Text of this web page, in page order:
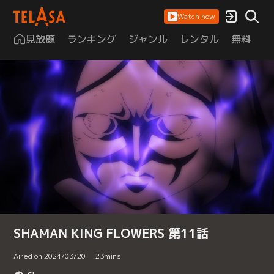
Watch now
見放題 ランキング ジャンル レンタル 無料
SHAMAN KING FLOWERS 第11話
Aired on 2024/03/20 23mins